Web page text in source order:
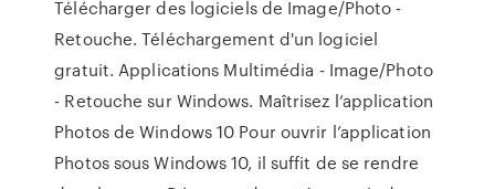
Télécharger des logiciels de Image/Photo -
Retouche. Téléchargement d'un logiciel
gratuit. Applications Multimédia - Image/Photo
- Retouche sur Windows. Maîtrisez l’application
Photos de Windows 10 Pour ouvrir l’application
Photos sous Windows 10, il suffit de se rendre